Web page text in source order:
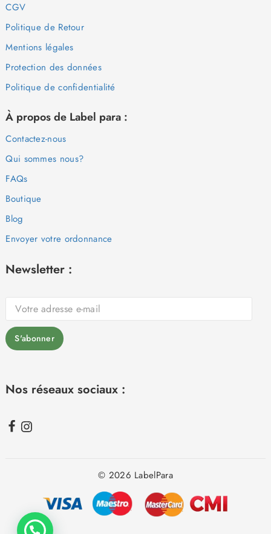
CGV
Politique de Retour
Mentions légales
Protection des données
Politique de confidentialité
À propos de Label para :
Contactez-nous
Qui sommes nous?
FAQs
Boutique
Blog
Envoyer votre ordonnance
Newsletter :
Nos réseaux sociaux :
© 2026 LabelPara